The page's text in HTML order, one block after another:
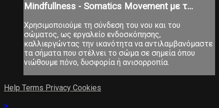
Mindfullness - Somatics Movement με τ...
Χρησιμοποιούμε τη σύνδεση του νου και του
σώματος, ως εργαλείο ενδοσκόπησης,
καλλιεργώντας την ικανότητα να αντιλαμβανόμαστε
τα σήματα που στέλνει το σώμα σε σημεία όπου
νιώθουμε πόνο, δυσφορία ή ανισορροπία.
Help Terms Privacy Cookies